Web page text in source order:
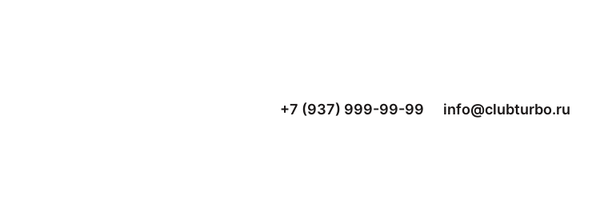
+7 (937) 999-99-99 info@clubturbo.ru